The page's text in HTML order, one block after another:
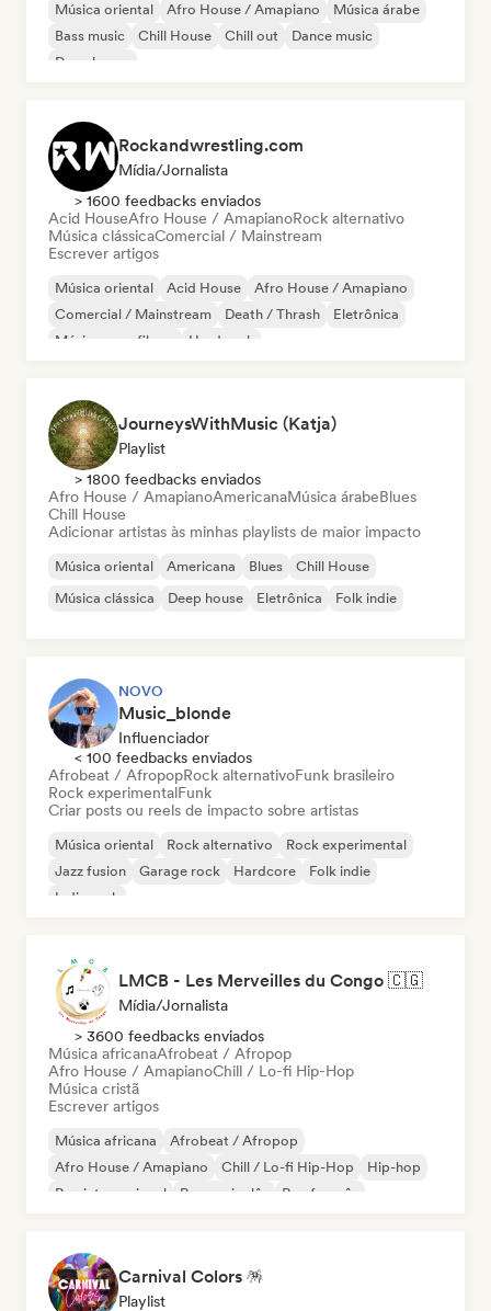
Música oriental Afro House / Amapiano
Música árabe
Bass music
Chill House Chill out
Dance music
Deep house
Rockandwrestling.com
Mídia/Jornalista
> 1600 feedbacks enviados
Acid HouseAfro House / AmapianoRock alternativo
Música clássicaComercial / Mainstream
Escrever artigos
Música oriental Acid House
Afro House / Amapiano
Comercial / Mainstream
Death / Thrash
Eletrônica
Música para filmes
Hard rock
JourneysWithMusic (Katja)
Playlist
> 1800 feedbacks enviados
Afro House / AmapianoAmericanaMúsica árabeBlues
Chill House
Adicionar artistas às minhas playlists de maior impacto
Música oriental Americana Blues
Chill House
Música clássica
Deep house Eletrônica Folk indie
NOVO
Music_blonde
Influenciador
< 100 feedbacks enviados
Afrobeat / AfropopRock alternativoFunk brasileiro
Rock experimentalFunk
Criar posts ou reels de impacto sobre artistas
Música oriental Rock alternativo
Rock experimental
Jazz fusion
Garage rock Hardcore
Folk indie
Indie rock
LMCB - Les Merveilles du Congo 🇨🇬
Mídia/Jornalista
> 3600 feedbacks enviados
Música africanaAfrobeat / Afropop
Afro House / AmapianoChill / Lo-fi Hip-Hop
Música cristã
Escrever artigos
Música africana
Afrobeat / Afropop
Afro House / Amapiano
Chill / Lo-fi Hip-Hop
Hip-hop
Rap internacional
Rap em inglês Rap francês
Carnival Colors 🪅
Playlist